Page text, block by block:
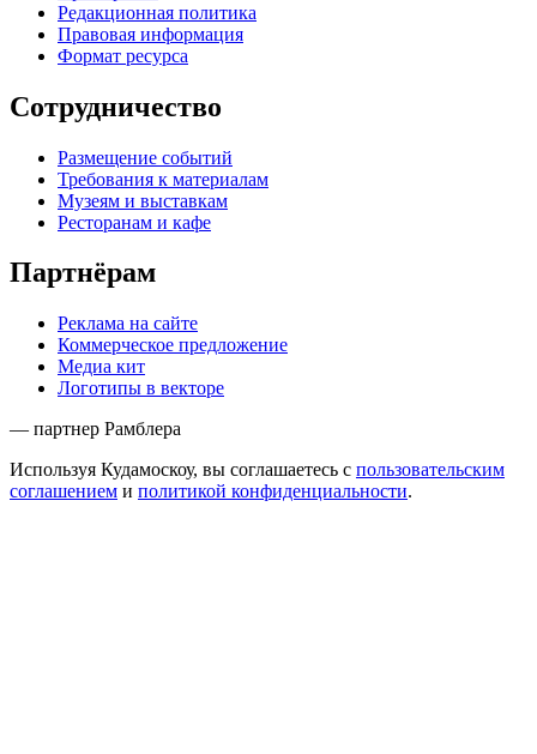
Редакционная политика
Правовая информация
Формат ресурса
Сотрудничество
Размещение событий
Требования к материалам
Музеям и выставкам
Ресторанам и кафе
Партнёрам
Реклама на сайте
Коммерческое предложение
Медиа кит
Логотипы в векторе
— партнер Рамблера
Используя Кудамоскоу, вы соглашаетесь с пользовательским
соглашением и политикой конфиденциальности.